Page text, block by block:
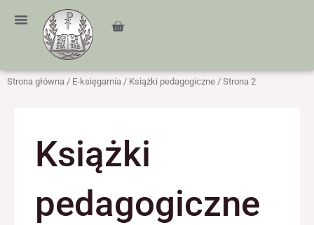
treści
Cart
Strona główna / E-księgarnia / Książki pedagogiczne / Strona 2
Książki
pedagogiczne